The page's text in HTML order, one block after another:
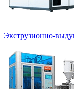
Экструзионно-